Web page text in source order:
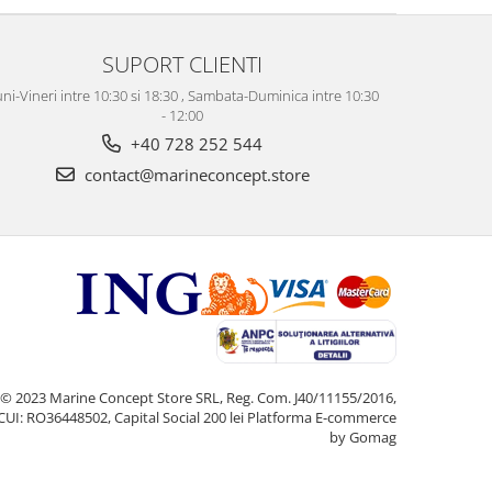
SUPORT CLIENTI
Vineri intre 10:30 si 18:30 , Sambata-Duminica intre 10:30
- 12:00
+40 728 252 544
contact@marineconcept.store
© 2023 Marine Concept Store SRL, Reg. Com. J40/11155/2016,
RO36448502, Capital Social 200 lei Platforma E-commerce
by Gomag